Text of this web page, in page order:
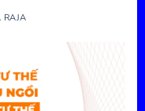
RAJA